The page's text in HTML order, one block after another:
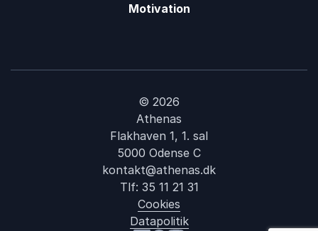
Motivation
© 2026
Athenas
Flakhaven 1, 1. sal
5000 Odense C
kontakt@athenas.dk
Tlf: 35 11 21 31
Cookies
Datapolitik